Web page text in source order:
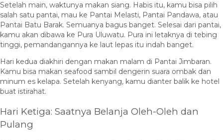
Setelah main, waktunya makan siang. Habis itu, kamu bisa pilih
salah satu pantai, mau ke Pantai Melasti, Pantai Pandawa, atau
Pantai Batu Barak. Semuanya bagus banget. Selesai dari pantai,
kamu akan dibawa ke Pura Uluwatu. Pura ini letaknya di tebing
tinggi, pemandangannya ke laut lepas itu indah banget.
Hari kedua diakhiri dengan makan malam di Pantai Jimbaran.
Kamu bisa makan seafood sambil dengerin suara ombak dan
minum es kelapa. Setelah kenyang, kamu dianter balik ke hotel
buat istirahat.
Hari Ketiga: Saatnya Belanja Oleh-Oleh dan
Pulang